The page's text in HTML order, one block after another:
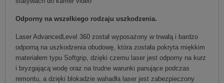
Odporny na wszelkiego rodzaju uszkodzenia.
Laser AdvancedLevel 360 został wyposażony w trwałą i bardzo
odporną na uszkodzenia obudowę, która została pokryta miękkim
materiałem typu Softgrip, dzięki czemu laser jest odporny na kurz
i bryzgającą wodę oraz na trudne warunki panujące podczas
remontu, a dzięki blokadzie wahadła laser jest zabezpieczony